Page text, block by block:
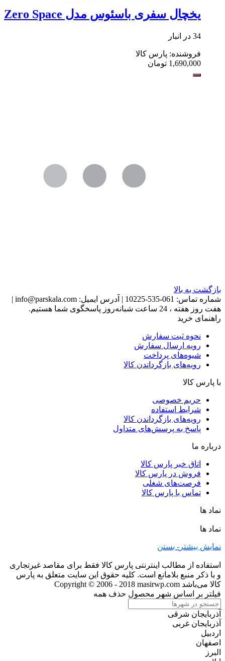
یخچال سفری باسئوس مدل Zero Space
34 در انبار
فروشنده: پارس کالا
1,690,000 تومان
بازگشت به بالا
شماره تماس: 061-535-10225
| آدرس ایمیل: info@parskala.com
|
هفت روز هفته ، 24 ساعت شبانه‌روز پاسخگوی شما هستیم.
راهنمای خرید
نحوه ثبت سفارش
رویه ارسال سفارش
شیوه‌های پرداخت
رویه‌های بازگرداندن کالا
با پارس کالا
حریم خصوصی
شرایط استفاده
رویه‌های بازگرداندن کالا
پاسخ به پرسش‌های متداول
درباره ما
اتاق خبر پارس کالا
فروش در پارس کالا
فرصت‌های شغلی
تماس با پارس کالا
نماد ها
نماد ها
نمایش بیشتر - بستن
استفاده از مطالب اینترنتی پارس کالا فقط برای مقاصد غیرتجاری
و با ذکر منبع بلامانع است. کلیه حقوق این سایت متعلق به پارس
کالا می‌باشد Copyright © 2006 - 2018 masirwp.com
فیلتر بر اساس شهر محصول حذف همه
آذربایجان شرقی
آذربایجان غربی
اردبیل
اصفهان
البرز